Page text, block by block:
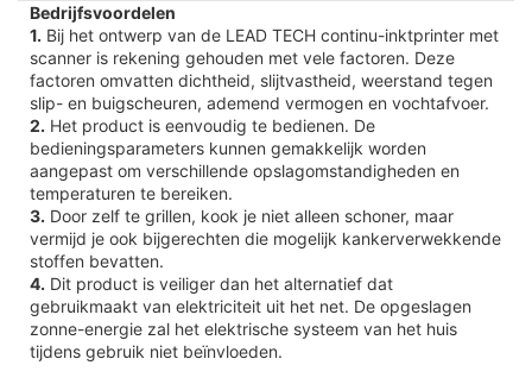
Bedrijfsvoordelen
1. Bij het ontwerp van de LEAD TECH continu-inktprinter met
scanner is rekening gehouden met vele factoren. Deze
factoren omvatten dichtheid, slijtvastheid, weerstand tegen
slip- en buigscheuren, ademend vermogen en vochtafvoer.
2. Het product is eenvoudig te bedienen. De
bedieningsparameters kunnen gemakkelijk worden
aangepast om verschillende opslagomstandigheden en
temperaturen te bereiken.
3. Door zelf te grillen, kook je niet alleen schoner, maar
vermijd je ook bijgerechten die mogelijk kankerverwekkende
stoffen bevatten.
4. Dit product is veiliger dan het alternatief dat
gebruikmaakt van elektriciteit uit het net. De opgeslagen
zonne-energie zal het elektrische systeem van het huis
tijdens gebruik niet beïnvloeden.